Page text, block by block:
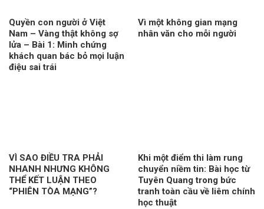
Quyền con người ở Việt
Nam – Vàng thật không sợ
lửa – Bài 1: Minh chứng
khách quan bác bỏ mọi luận
điệu sai trái
Vì một không gian mạng
nhân văn cho mỗi người
VÌ SAO ĐIỀU TRA PHẢI
NHANH NHƯNG KHÔNG
THỂ KẾT LUẬN THEO
“PHIÊN TÒA MẠNG”?
Khi một điểm thi làm rung
chuyển niềm tin: Bài học từ
Tuyên Quang trong bức
tranh toàn cầu về liêm chính
học thuật